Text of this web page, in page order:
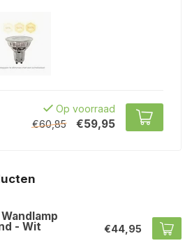
Op voorraad
€60,85
€59,95
- Wit €44,95